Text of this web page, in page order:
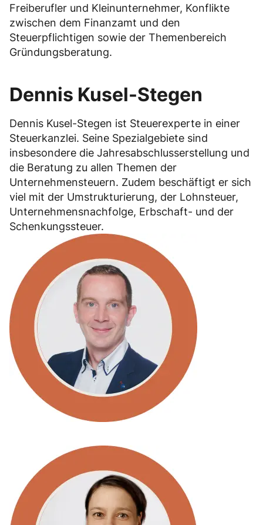
Freiberufler und Kleinunternehmer, Konflikte
zwischen dem Finanzamt und den
Steuerpflichtigen sowie der Themenbereich
Gründungsberatung.
Dennis Kusel-Stegen
Dennis Kusel-Stegen ist Steuerexperte in einer
Steuerkanzlei. Seine Spezialgebiete sind
insbesondere die Jahresabschlusserstellung und
die Beratung zu allen Themen der
Unternehmensteuern. Zudem beschäftigt er sich
viel mit der Umstrukturierung, der Lohnsteuer,
Unternehmensnachfolge, Erbschaft- und der
Schenkungssteuer.